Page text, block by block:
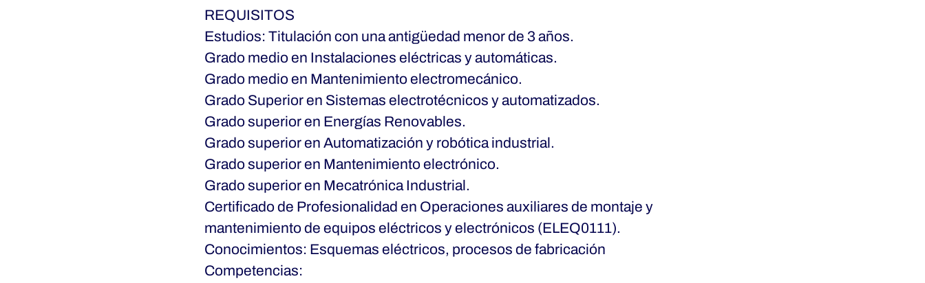
REQUISITOS
Estudios: Titulación con una antigüedad menor de 3 años.
Grado medio en Instalaciones eléctricas y automáticas.
Grado medio en Mantenimiento electromecánico.
Grado Superior en Sistemas electrotécnicos y automatizados.
Grado superior en Energías Renovables.
Grado superior en Automatización y robótica industrial.
Grado superior en Mantenimiento electrónico.
Grado superior en Mecatrónica Industrial.
Certificado de Profesionalidad en Operaciones auxiliares de montaje y
mantenimiento de equipos eléctricos y electrónicos (ELEQ0111).
Conocimientos: Esquemas eléctricos, procesos de fabricación
Competencias: